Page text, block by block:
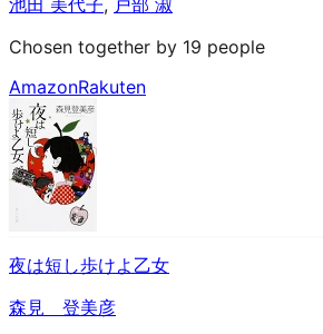
Chosen together by 19 people
AmazonRakuten
夜は短し歩けよ乙女
森見 登美彦